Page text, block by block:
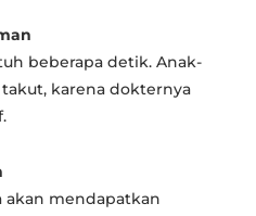
beberapa detik. Anak-
karena dokternya
akan mendapatkan